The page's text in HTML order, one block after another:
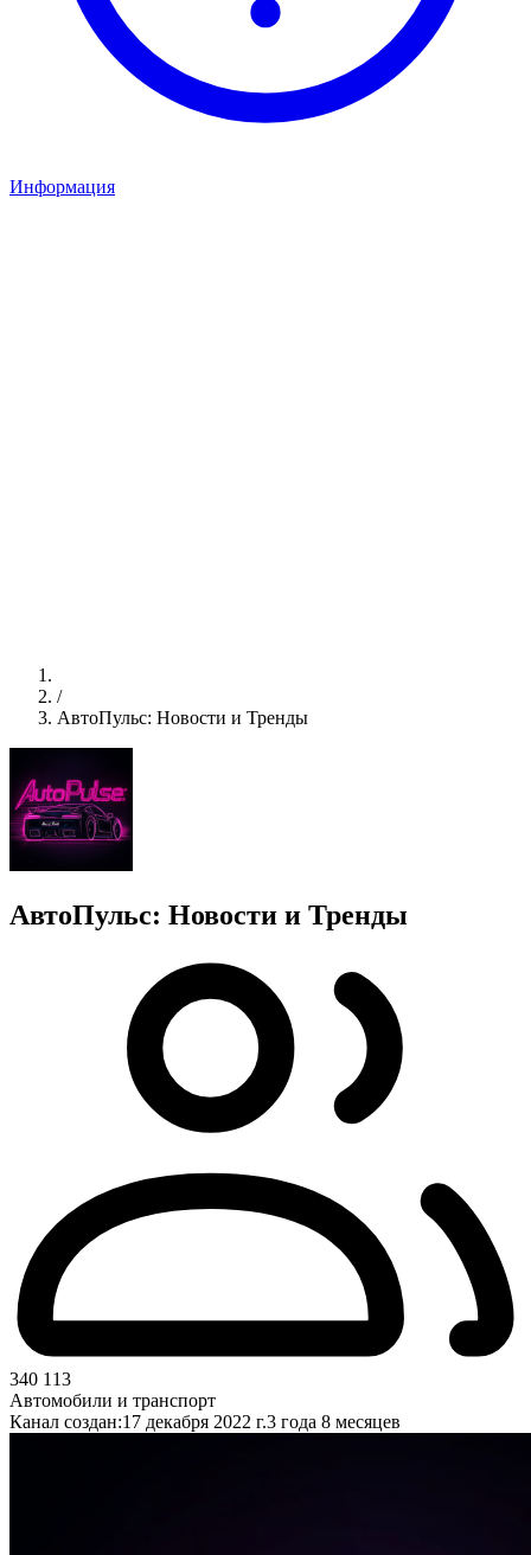
Информация
/
АвтоПульс: Новости и Тренды
АвтоПульс: Новости и Тренды
340 113
Автомобили и транспорт
Канал создан:17 декабря 2022 г.3 года 8 месяцев